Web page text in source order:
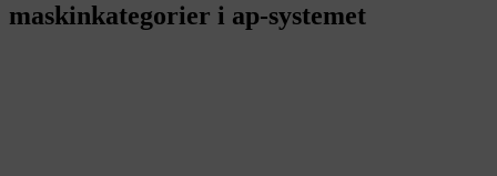
maskinkategorier i ap-systemet